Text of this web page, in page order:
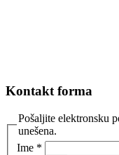
Kontakt forma
Pošaljite elektronsku
unešena.
Ime *